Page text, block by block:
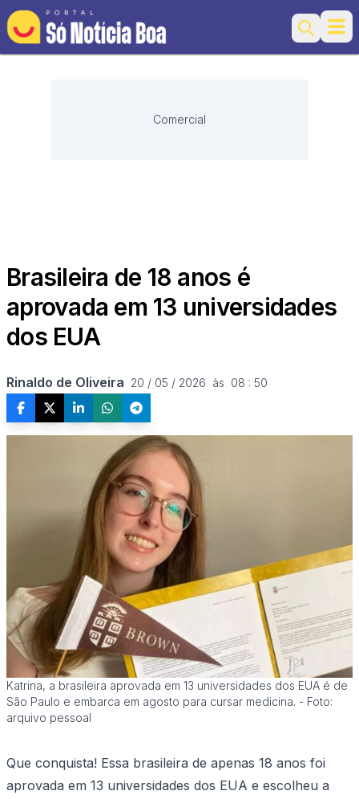
Search
Comercial
Brasileira de 18 anos é
aprovada em 13 universidades
dos EUA
Rinaldo de Oliveira 20 / 05 / 2026  às  08 : 50
Katrina, a brasileira aprovada em 13 universidades dos EUA é de
São Paulo e embarca em agosto para cursar medicina. - Foto:
arquivo pessoal
Que conquista! Essa brasileira de apenas 18 anos foi
aprovada em 13 universidades dos EUA e escolheu a